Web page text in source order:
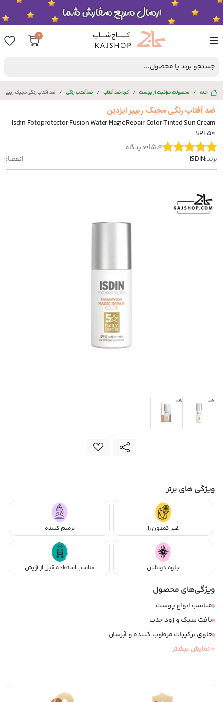
0
جستجو برند یا محصول...
خانه محصولات مراقبت از پوست کرم ضد آفتاب ضدآفتاب رنگی ضد آفتاب رنگی مجیک ریپیر
ضد آفتاب رنگی مجیک ریپیر ایزدین
Isdin Fotoprotector Fusion Water Magic Repair Color Tinted Sun Cream
SPF50
5.0
|
0دیدگاه
برند:ISDIN انقضا:
ویژگی های برتر
غیر کمدون زا ترمیم کننده
جلوه درخشان مناسب استفاده قبل از آرایش
ویژگی‌های محصول
مناسب انواع پوست
بافت سبک و زود جذب
حاوی ترکیبات مرطوب کننده و آبرسان
کمک به تعادل چربی پوست
+ نمایش بیشتر